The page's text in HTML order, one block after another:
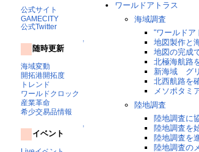
公式サイト
GAMECITY
公式Twitter
↑
随時更新
海域変動
開拓港開拓度
トレンド
ワールドクロック
産業革命
希少交易品情報
↑
イベント
ワールドアトラス
海域調査
“ワールドア
地図製作と
地図の完成
北極海航路
新海域 グ
北西航路を
メソポタミ
陸地調査
陸地調査に
陸地調査を
陸地調査を
陸地調査の